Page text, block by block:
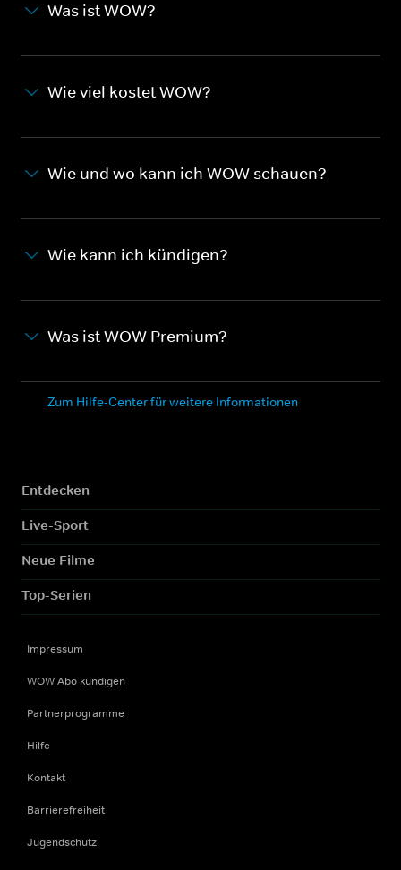
Was ist WOW?
Wie viel kostet WOW?
Wie und wo kann ich WOW schauen?
Wie kann ich kündigen?
Was ist WOW Premium?
Zum Hilfe-Center für weitere Informationen
Entdecken
Live-Sport
Neue Filme
Top-Serien
Impressum
WOW Abo kündigen
Partnerprogramme
Hilfe
Kontakt
Barrierefreiheit
Jugendschutz